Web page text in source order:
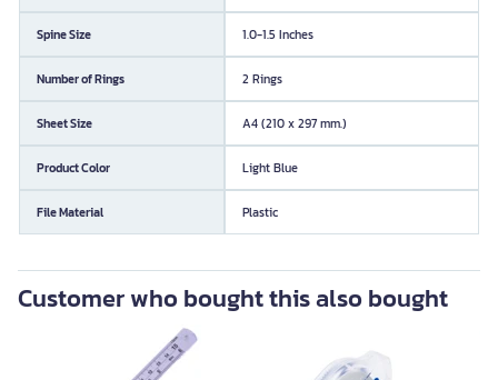
Spine Size 1.0-1.5 Inches
Number of Rings 2 Rings
Sheet Size A4 (210 x 297 mm.)
Product Color Light Blue
File Material Plastic
Customer who bought this also bought